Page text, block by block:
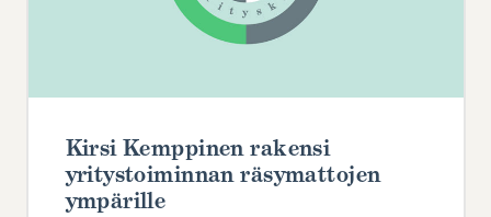
Kirsi Kemppinen rakensi
yritystoiminnan räsymattojen
ympärille